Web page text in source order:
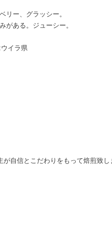
リー、グラッシー。
がある。ジューシー。
イラ県
自信とこだわりをもって焙煎致し